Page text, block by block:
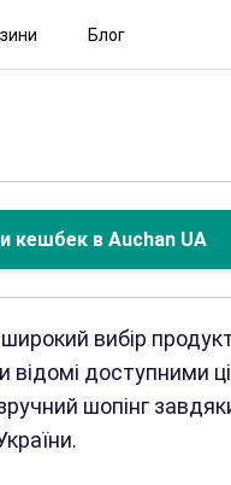
Блог
кешбек в Auchan UA
вибір
відомі доступними
шопінг